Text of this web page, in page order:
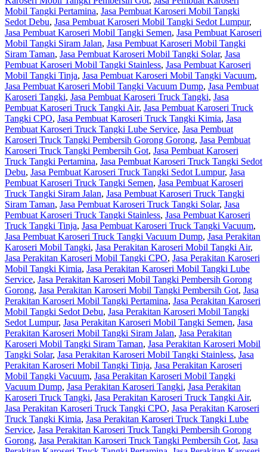
Mobil Tangki Pertamina, Jasa Pembuat Karoseri Mobil Tangki
Sedot Debu, Jasa Pembuat Karoseri Mobil Tangki Sedot Lumpur,
Jasa Pembuat Karoseri Mobil Tangki Semen, Jasa Pembuat Karoseri
Mobil Tangki Siram Jalan, Jasa Pembuat Karoseri Mobil Tangki
Siram Taman, Jasa Pembuat Karoseri Mobil Tangki Solar, Jasa
Pembuat Karoseri Mobil Tangki Stainless, Jasa Pembuat Karoseri
Mobil Tangki Tinja, Jasa Pembuat Karoseri Mobil Tangki Vacuum,
Jasa Pembuat Karoseri Mobil Tangki Vacuum Dump, Jasa Pembuat
Karoseri Tangki, Jasa Pembuat Karoseri Truck Tangki, Jasa
Pembuat Karoseri Truck Tangki Air, Jasa Pembuat Karoseri Truck
Tangki CPO, Jasa Pembuat Karoseri Truck Tangki Kimia, Jasa
Pembuat Karoseri Truck Tangki Lube Service, Jasa Pembuat
Karoseri Truck Tangki Pembersih Gorong Gorong, Jasa Pembuat
Karoseri Truck Tangki Pembersih Got, Jasa Pembuat Karoseri
Truck Tangki Pertamina, Jasa Pembuat Karoseri Truck Tangki Sedot
Debu, Jasa Pembuat Karoseri Truck Tangki Sedot Lumpur, Jasa
Pembuat Karoseri Truck Tangki Semen, Jasa Pembuat Karoseri
Truck Tangki Siram Jalan, Jasa Pembuat Karoseri Truck Tangki
Siram Taman, Jasa Pembuat Karoseri Truck Tangki Solar, Jasa
Pembuat Karoseri Truck Tangki Stainless, Jasa Pembuat Karoseri
Truck Tangki Tinja, Jasa Pembuat Karoseri Truck Tangki Vacuum,
Jasa Pembuat Karoseri Truck Tangki Vacuum Dump, Jasa Perakitan
Karoseri Mobil Tangki, Jasa Perakitan Karoseri Mobil Tangki Air,
Jasa Perakitan Karoseri Mobil Tangki CPO, Jasa Perakitan Karoseri
Mobil Tangki Kimia, Jasa Perakitan Karoseri Mobil Tangki Lube
Service, Jasa Perakitan Karoseri Mobil Tangki Pembersih Gorong
Gorong, Jasa Perakitan Karoseri Mobil Tangki Pembersih Got, Jasa
Perakitan Karoseri Mobil Tangki Pertamina, Jasa Perakitan Karoseri
Mobil Tangki Sedot Debu, Jasa Perakitan Karoseri Mobil Tangki
Sedot Lumpur, Jasa Perakitan Karoseri Mobil Tangki Semen, Jasa
Perakitan Karoseri Mobil Tangki Siram Jalan, Jasa Perakitan
Karoseri Mobil Tangki Siram Taman, Jasa Perakitan Karoseri Mobil
Tangki Solar, Jasa Perakitan Karoseri Mobil Tangki Stainless, Jasa
Perakitan Karoseri Mobil Tangki Tinja, Jasa Perakitan Karoseri
Mobil Tangki Vacuum, Jasa Perakitan Karoseri Mobil Tangki
Vacuum Dump, Jasa Perakitan Karoseri Tangki, Jasa Perakitan
Karoseri Truck Tangki, Jasa Perakitan Karoseri Truck Tangki Air,
Jasa Perakitan Karoseri Truck Tangki CPO, Jasa Perakitan Karoseri
Truck Tangki Kimia, Jasa Perakitan Karoseri Truck Tangki Lube
Service, Jasa Perakitan Karoseri Truck Tangki Pembersih Gorong
Gorong, Jasa Perakitan Karoseri Truck Tangki Pembersih Got, Jasa